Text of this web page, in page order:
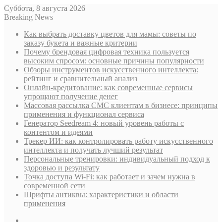
Суббота, 8 августа 2026
Breaking News
Как выбрать доставку цветов для мамы: советы по
заказу букета и важные критерии
Почему брендовая цифровая техника пользуется
высоким спросом: основные причины популярности
Обзоры инструментов искусственного интеллекта:
рейтинг и сравнительный анализ
Онлайн-кредитование: как современные сервисы
упрощают получение денег
Массовая рассылка СМС клиентам в бизнесе: принципы
применения и функционал сервиса
Генератор Seedream 4: новый уровень работы с
контентом и идеями
Трекер ИИ: как контролировать работу искусственного
интеллекта и получать лучший результат
Персональные тренировки: индивидуальный подход к
здоровью и результату
Точка доступа Wi-Fi: как работает и зачем нужна в
современной сети
Шрифты антиквы: характеристики и области
применения